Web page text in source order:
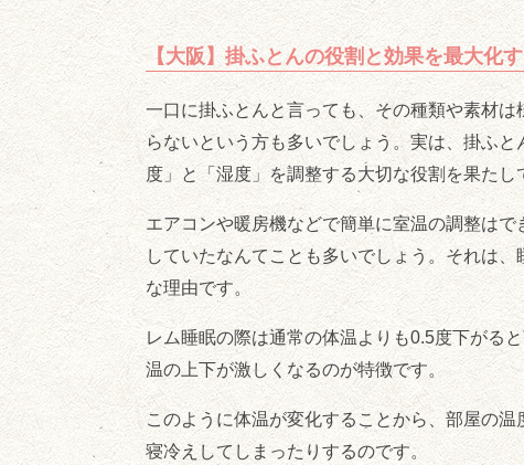
【大阪】掛ふとんの役割と効果を最大化
一口に掛ふとんと言っても、その種類や素材
らないという方も多いでしょう。実は、掛ふ
度」と「湿度」を調整する大切な役割を果たし
エアコンや暖房機などで簡単に室温の調整は
していたなんてことも多いでしょう。それは
な理由です。
レム睡眠の際は通常の体温よりも0.5度下がる
温の上下が激しくなるのが特徴です。
このように体温が変化することから、部屋の温
寝冷えしてしまったりするのです。